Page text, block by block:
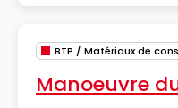
Manoeuvre